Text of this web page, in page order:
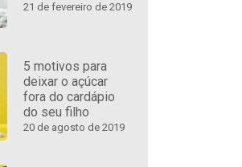
21 de fevereiro de 2019
5 motivos para
deixar o açúcar
fora do cardápio
do seu filho
20 de agosto de 2019